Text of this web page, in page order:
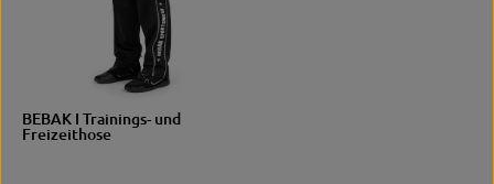
BEBAK I Trainings- und
Freizeithose